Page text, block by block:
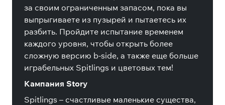
за своим ограниченным запасом, пока вы
выпрыгиваете из пузырей и пытаетесь их
разбить. Пройдите испытание временем
каждого уровня, чтобы открыть более
сложную версию b-side, а также еще больше
играбельных Spitlings и цветовых тем!
Кампания Story
Spitlings – счастливые маленькие существа,